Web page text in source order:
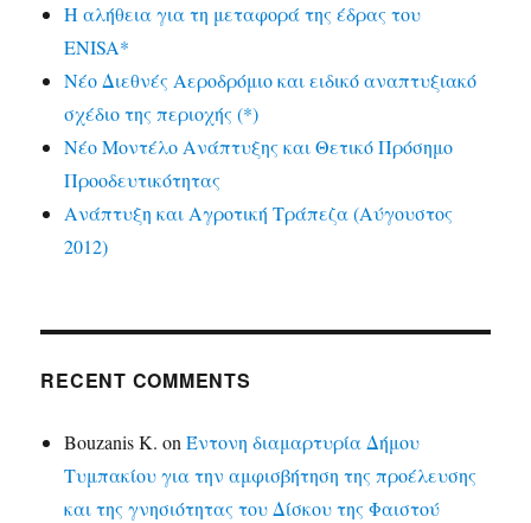
Η αλήθεια για τη μεταφορά της έδρας του
ENISA*
Νέο Διεθνές Αεροδρόμιο και ειδικό αναπτυξιακό
σχέδιο της περιοχής (*)
Νέο Μοντέλο Ανάπτυξης και Θετικό Πρόσημο
Προοδευτικότητας
Ανάπτυξη και Αγροτική Τράπεζα (Αύγουστος
2012)
RECENT COMMENTS
Bouzanis K. onΈντονη διαμαρτυρία Δήμου
Τυμπακίου για την αμφισβήτηση της προέλευσης
και της γνησιότητας του Δίσκου της Φαιστού